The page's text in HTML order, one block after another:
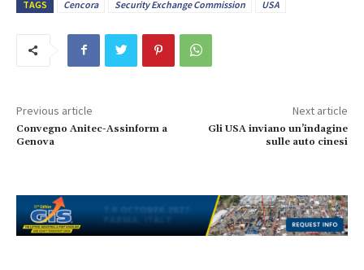
TAGS Cencora Security Exchange Commission USA
Previous article
Convegno Anitec-Assinform a
Genova
Next article
Gli USA inviano un’indagine
sulle auto cinesi